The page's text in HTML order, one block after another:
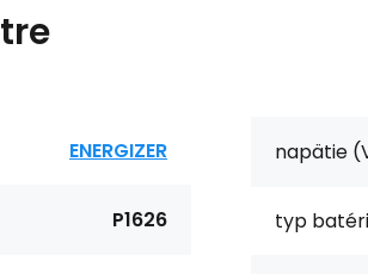
ENERGIZER
P1626
napätie
typ